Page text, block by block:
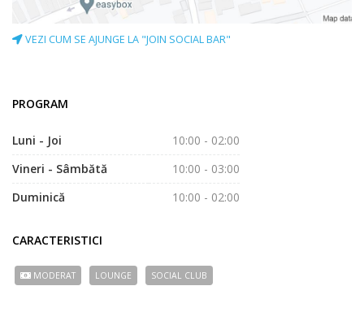
VEZI CUM SE AJUNGE LA "JOIN SOCIAL BAR"
PROGRAM
Luni - Joi
10:00 - 02:00
Vineri - Sâmbătă
10:00 - 03:00
Duminică
10:00 - 02:00
CARACTERISTICI
MODERAT LOUNGE SOCIAL CLUB